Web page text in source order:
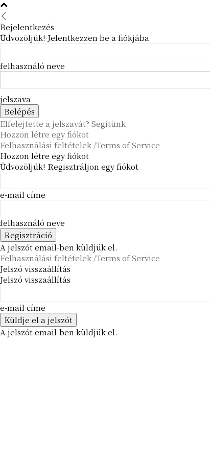
Bejelentkezés
Üdvözöljük! Jelentkezzen be a fiókjába
felhasználó neve
jelszava
Elfelejtette a jelszavát? Segítünk
Hozzon létre egy fiókot
Felhasználási feltételek /Terms of Service
Hozzon létre egy fiókot
Üdvözöljük! Regisztráljon egy fiókot
e-mail címe
felhasználó neve
A jelszót email-ben küldjük el.
Felhasználási feltételek /Terms of Service
Jelszó visszaállítás
Jelszó visszaállítás
e-mail címe
A jelszót email-ben küldjük el.